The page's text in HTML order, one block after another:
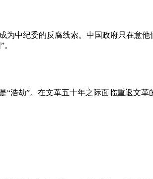
中纪委的反腐线索。中国政府只在意
浩劫”。在文革五十年之际面临重返文